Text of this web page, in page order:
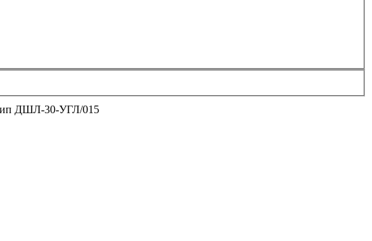
ДШЛ-30-УГЛ/015